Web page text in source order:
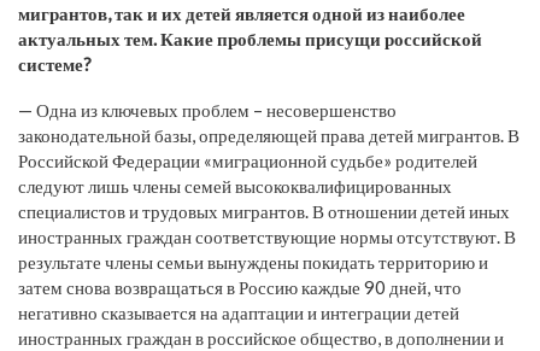
мигрантов, так и их детей является одной из наиболее
актуальных тем. Какие проблемы присущи российской
системе?
— Одна из ключевых проблем – несовершенство
законодательной базы, определяющей права детей мигрантов. В
Российской Федерации «миграционной судьбе» родителей
следуют лишь члены семей высококвалифицированных
специалистов и трудовых мигрантов. В отношении детей иных
иностранных граждан соответствующие нормы отсутствуют. В
результате члены семьи вынуждены покидать территорию и
затем снова возвращаться в Россию каждые 90 дней, что
негативно сказывается на адаптации и интеграции детей
иностранных граждан в российское общество, в дополнении и